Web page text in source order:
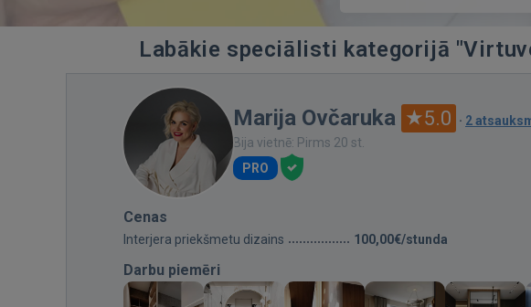
Labākie speciālisti kategorijā
Marija Ovčaruka 5.0 · 2
Bija vietnē: Pirms 20 st.
PRO
Cenas
Interjera priekšmetu dizains 100,00€/stunda
Darbu piemēri